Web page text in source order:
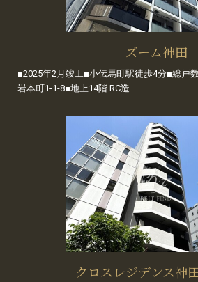
ズーム神田
■2025年2月竣工■小伝馬町駅徒歩4分■総戸
岩本町1-1-8■地上14階 RC造
クロスレジデンス神